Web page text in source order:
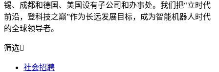
锡、成都和德国、美国设有子公司和办事处。我们把“立时代
前沿，登科技之巅”作为长远发展目标，成为智能机器人时代
的全球领导者。
筛选
社会招聘